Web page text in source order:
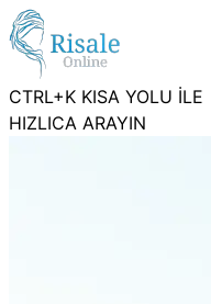
CTRL+K KISA YOLU İLE
HIZLICA ARAYIN